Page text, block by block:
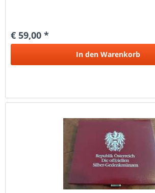
€ 59,00 *
In den Warenkorb